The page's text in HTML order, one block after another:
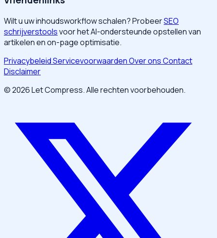
Wilt u uw inhoudsworkflow schalen? ProbeerSEO
schrijverstoolsvoor het AI-ondersteunde opstellen van
artikelen en on-page optimisatie.
PrivacybeleidServicevoorwaardenOver onsContact
Disclaimer
© 2026 Let Compress. Alle rechten voorbehouden.